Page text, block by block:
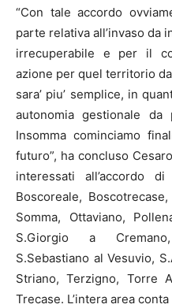
“Con tale accordo
parte relativa all’invaso da
irrecuperabile e per il
azione per quel territorio
sara’ piu’ semplice, in
autonomia gestionale
Insomma cominciamo
futuro”, ha concluso
interessati all’accordo
Boscoreale,
Somma, Ottaviano,
S.Giorgio a
S.Sebastiano al Vesuvio,
Striano, Terzigno, Torre
Trecase. L’intera area